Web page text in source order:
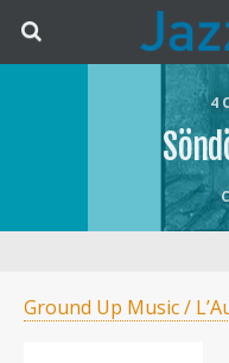
4
Ground Up Music /